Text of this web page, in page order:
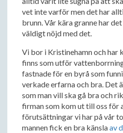
vet inte varför men det har
brunn. Vår kära granne har
väldigt nöjd med det.
Vi bor i Kristinehamn och har
finns som utför
fastnade för en byrå som
verkade erfarna och bra. Det
som man vill ska gå bra och
firman som kom ut till oss för
förutsättningar vi har på vår
mannen fick en bra känslaav